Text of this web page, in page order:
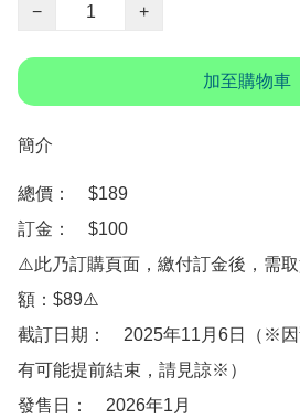
−
+
加至購物車
簡介
總價：　$189
訂金：　$100
⚠️此乃訂購頁面，繳付訂金後，需
額：$89⚠️
截訂日期：　2025年11月6日（※
有可能提前結束，請見諒※）
發售日：　2026年1月